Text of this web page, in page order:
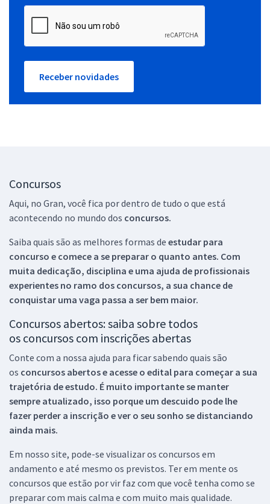
Receber novidades
Concursos
Aqui, no Gran, você fica por dentro de tudo o que está
acontecendo no mundo dos concursos.
Saiba quais são as melhores formas de estudar para
concurso e comece a se preparar o quanto antes. Com
muita dedicação, disciplina e uma ajuda de profissionais
experientes no ramo dos concursos, a sua chance de
conquistar uma vaga passa a ser bem maior.
Concursos abertos: saiba sobre todos
os concursos com inscrições abertas
Conte com a nossa ajuda para ficar sabendo quais são
os concursos abertos e acesse o edital para começar a sua
trajetória de estudo. É muito importante se manter
sempre atualizado, isso porque um descuido pode lhe
fazer perder a inscrição e ver o seu sonho se distanciando
ainda mais.
Em nosso site, pode-se visualizar os concursos em
andamento e até mesmo os previstos. Ter em mente os
concursos que estão por vir faz com que você tenha como se
preparar com mais calma e com muito mais qualidade.